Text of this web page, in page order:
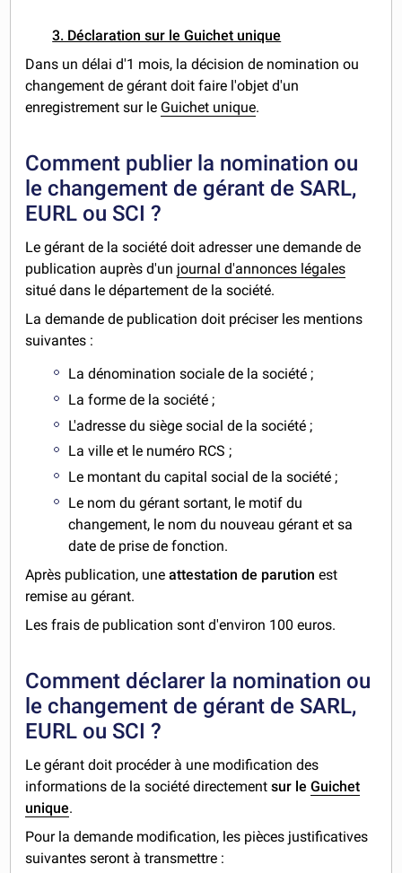
3. Déclaration sur le Guichet unique
Dans un délai d'1 mois, la décision de nomination ou
changement de gérant doit faire l'objet d'un
enregistrement sur le Guichet unique.
Comment publier la nomination ou
le changement de gérant de SARL,
EURL ou SCI ?
Le gérant de la société doit adresser une demande de
publication auprès d'un journal d'annonces légales
situé dans le département de la société.
La demande de publication doit préciser les mentions
suivantes :
La dénomination sociale de la société ;
La forme de la société ;
L'adresse du siège social de la société ;
La ville et le numéro RCS ;
Le montant du capital social de la société ;
Le nom du gérant sortant, le motif du
changement, le nom du nouveau gérant et sa
date de prise de fonction.
Après publication, uneattestation de parution est
remise au gérant.
Les frais de publication sont d'environ 100 euros.
Comment déclarer la nomination ou
le changement de gérant de SARL,
EURL ou SCI ?
Le gérant doit procéder à une modification des
informations de la société directementsur leGuichet
unique.
Pour la demande modification, les pièces justificatives
suivantes seront à transmettre :